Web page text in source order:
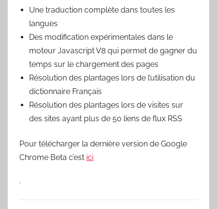
Une traduction complète dans toutes les
langues
Des modification expérimentales dans le
moteur Javascript V8 qui permet de gagner du
temps sur le chargement des pages
Résolution des plantages lors de l’utilisation du
dictionnaire Français
Résolution des plantages lors de visites sur
des sites ayant plus de 50 liens de flux RSS
Pour télécharger la dernière version de Google
Chrome Beta c’est ici
.